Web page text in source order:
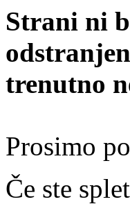
Strani ni
trenutno
Prosimo
Če ste